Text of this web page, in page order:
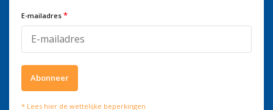
4 / 5
Volg ons
Meld je aan voor onze nieuwsbrief
E-mailadres *
Abonneer
* Lees hier de wettelijke beperkingen